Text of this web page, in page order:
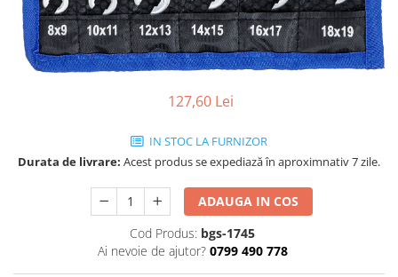
127,60 Lei
IN STOC LA FURNIZOR
Durata de livrare: Acest produs se expediază în aproximnativ 7 zile.
ADAUGA IN COS
Cod Produs: bgs-1745
Ai nevoie de ajutor? 0799 490 778